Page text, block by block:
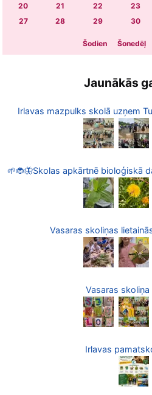
20
21 22 23
27
28 29 30
Šodien Šonedēļ
Jaunākās
Irlavas mazpulks skolā uzņem
🌱🐞🦋Skolas apkārtnē bioloģiskā
Vasaras skoliņas
Vasaras skoliņa
Irlavas